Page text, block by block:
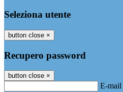
Seleziona utente
button close ×
Recupero password
button close ×
E-mail